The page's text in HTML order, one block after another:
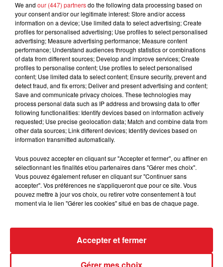
Inscrivez-vous pour participer au tirage au sort et
gagner vos pass famille.
Les gagnants seront contactés par téléphone.
Bonne Chance....
Le jeu est terminé
RADIO
MÉDIAS
PRONOSTICS
ANNONCEURS
We and our (447) partnersdo the following data processing based on
your consent and/or our legitimate interest: Store and/or access
information on a device; Use limited data to select advertising; Create
profiles for personalised advertising; Use profiles to select personalised
advertising; Measure advertising performance; Measure content
performance; Understand audiences through statistics or combinations
of data from different sources; Develop and improve services; Create
profiles to personalise content; Use profiles to select personalised
content; Use limited data to select content; Ensure security, prevent and
detect fraud, and fix errors; Deliver and present advertising and content;
Save and communicate privacy choices. These technologies may
process personal data such as IP address and browsing data to offer
following functionalities: Identify devices based on information actively
requested; Use precise geolocation data; Match and combine data from
other data sources; Link different devices; Identify devices based on
information transmitted automatically.
Vous pouvez accepter en cliquant sur "Accepter et fermer", ou affiner en
sélectionnant les finalités et/ou partenaires dans "Gérer mes choix".
Vous pouvez également refuser en cliquant sur "Continuer sans
accepter". Vos préférences ne s'appliqueront que pour ce site. Vous
pouvez mettre à jour vos choix, ou retirer votre consentement à tout
moment via le lien "Gérer les cookies" situé en bas de chaque page.
Accepter et fermer